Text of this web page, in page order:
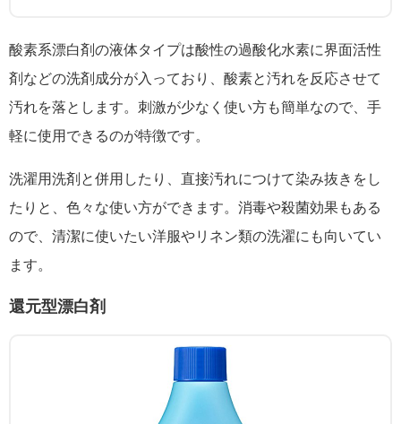
酸素系漂白剤の液体タイプは酸性の過酸化水素に界面活性
剤などの洗剤成分が入っており、酸素と汚れを反応させて
汚れを落とします。刺激が少なく使い方も簡単なので、手
軽に使用できるのが特徴です。
洗濯用洗剤と併用したり、直接汚れにつけて染み抜きをし
たりと、色々な使い方ができます。消毒や殺菌効果もある
ので、清潔に使いたい洋服やリネン類の洗濯にも向いてい
ます。
還元型漂白剤